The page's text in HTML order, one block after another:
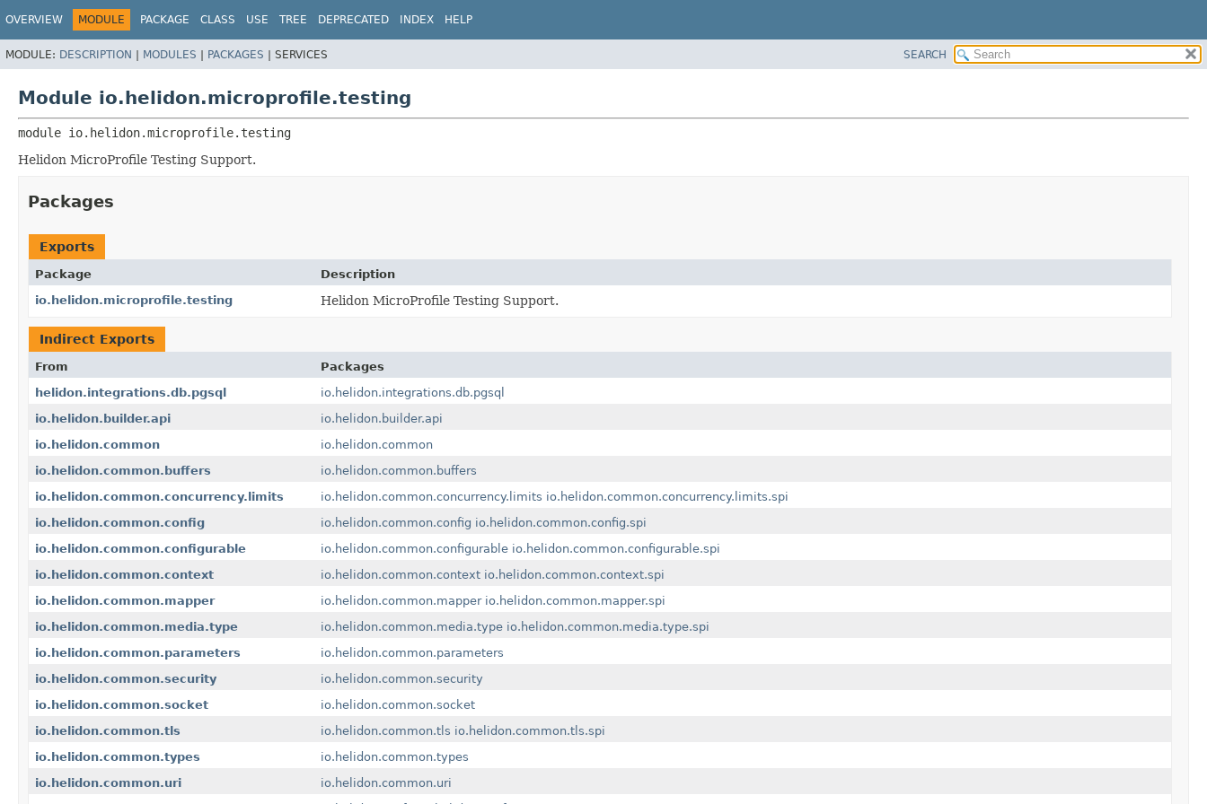
OVERVIEW MODULE PACKAGE CLASS USE TREE DEPRECATED INDEX HELP
MODULE: DESCRIPTION | MODULES | PACKAGES | SERVICES SEARCH
Module io.helidon.microprofile.testing
module io.helidon.microprofile.testing
Helidon MicroProfile Testing Support.
Packages
Exports
Package
Description
io.helidon.microprofile.testing
Helidon MicroProfile Testing Support.
Indirect Exports
From
Packages
helidon.integrations.db.pgsql
io.helidon.integrations.db.pgsql
io.helidon.builder.api
io.helidon.builder.api
io.helidon.common
io.helidon.common
io.helidon.common.buffers
io.helidon.common.buffers
io.helidon.common.concurrency.limits
io.helidon.common.concurrency.limits io.helidon.common.concurrency.limits.spi
io.helidon.common.config
io.helidon.common.config io.helidon.common.config.spi
io.helidon.common.configurable
io.helidon.common.configurable io.helidon.common.configurable.spi
io.helidon.common.context
io.helidon.common.context io.helidon.common.context.spi
io.helidon.common.mapper
io.helidon.common.mapper io.helidon.common.mapper.spi
io.helidon.common.media.type
io.helidon.common.media.type io.helidon.common.media.type.spi
io.helidon.common.parameters
io.helidon.common.parameters
io.helidon.common.security
io.helidon.common.security
io.helidon.common.socket
io.helidon.common.socket
io.helidon.common.tls
io.helidon.common.tls io.helidon.common.tls.spi
io.helidon.common.types
io.helidon.common.types
io.helidon.common.uri
io.helidon.common.uri